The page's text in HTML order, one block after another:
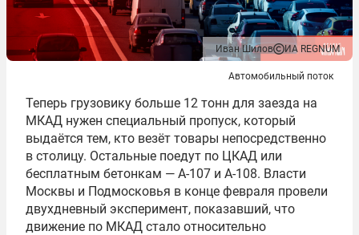
Иван Шилов ИА REGNUM
Автомобильный поток
Теперь грузовику больше 12 тонн для заезда на
МКАД нужен специальный пропуск, который
выдаётся тем, кто везёт товары непосредственно
в столицу. Остальные поедут по ЦКАД или
бесплатным бетонкам — А-107 и А-108. Власти
Москвы и Подмосковья в конце февраля провели
двухдневный эксперимент, показавший, что
движение по МКАД стало относительно